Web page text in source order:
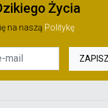
Życia
na naszą Politykę